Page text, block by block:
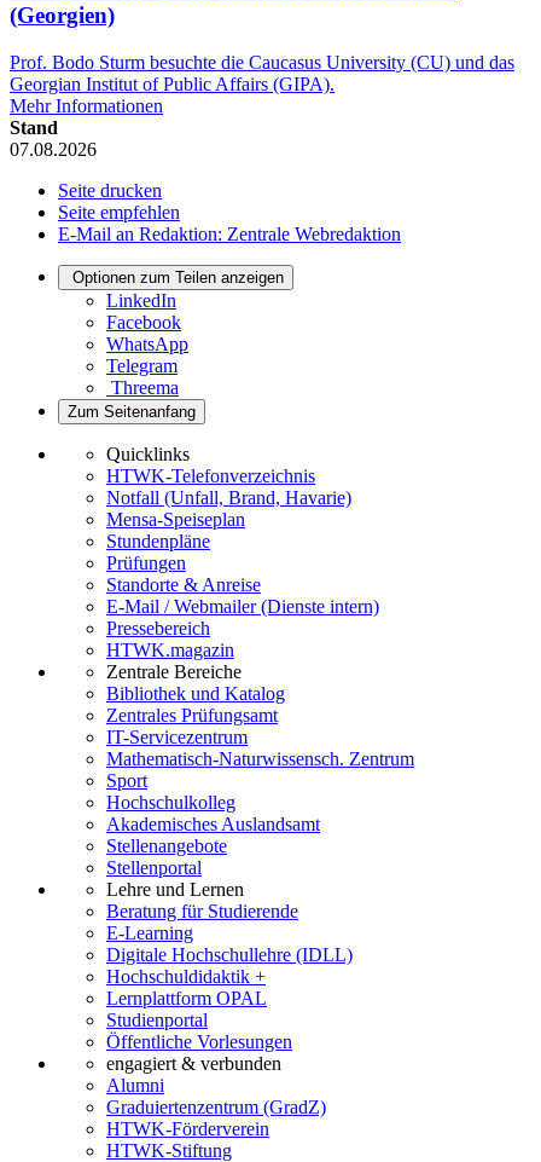
(Georgien)
Prof. Bodo Sturm besuchte die Caucasus University (CU) und das
Georgian Institut of Public Affairs (GIPA).
Mehr Informationen
Stand
07.08.2026
Seite drucken
Seite empfehlen
E-Mail an Redaktion: Zentrale Webredaktion
Optionen zum Teilen anzeigen
LinkedIn
Facebook
WhatsApp
Telegram
Threema
Zum Seitenanfang
Quicklinks
HTWK-Telefonverzeichnis
Notfall (Unfall, Brand, Havarie)
Mensa-Speiseplan
Stundenpläne
Prüfungen
Standorte & Anreise
E-Mail / Webmailer (Dienste intern)
Pressebereich
HTWK.magazin
Zentrale Bereiche
Bibliothek und Katalog
Zentrales Prüfungsamt
IT-Servicezentrum
Mathematisch-Naturwissensch. Zentrum
Sport
Hochschulkolleg
Akademisches Auslandsamt
Stellenangebote
Stellenportal
Lehre und Lernen
Beratung für Studierende
E-Learning
Digitale Hochschullehre (IDLL)
Hochschuldidaktik +
Lernplattform OPAL
Studienportal
Öffentliche Vorlesungen
engagiert & verbunden
Alumni
Graduiertenzentrum (GradZ)
HTWK-Förderverein
HTWK-Stiftung